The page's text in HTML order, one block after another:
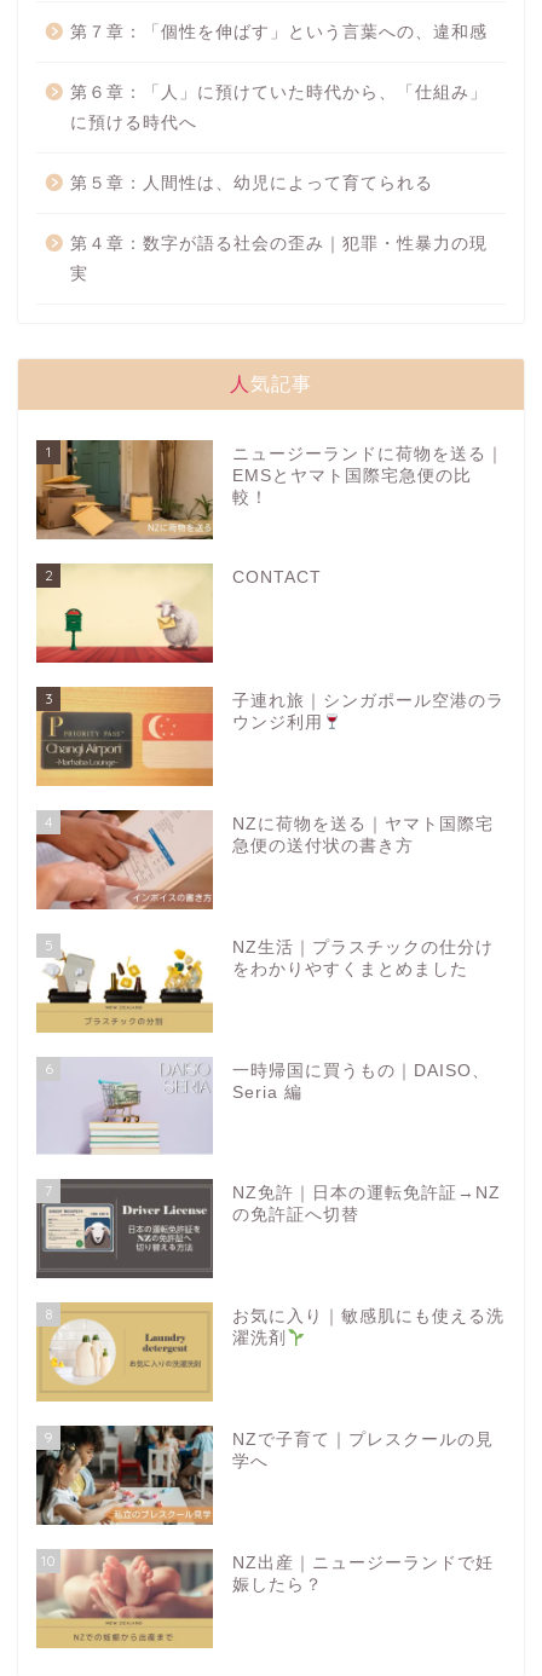
第７章：「個性を伸ばす」という言葉への、違和感
第６章：「人」に預けていた時代から、「仕組み」
に預ける時代へ
第５章：人間性は、幼児によって育てられる
第４章：数字が語る社会の歪み｜犯罪・性暴力の現
実
人気記事
1
ニュージーランドに荷物を送る｜
EMSとヤマト国際宅急便の比
較！
2 CONTACT
3
子連れ旅｜シンガポール空港のラ
ウンジ利用
4
NZに荷物を送る｜ヤマト国際宅
急便の送付状の書き方
5
NZ生活｜プラスチックの仕分け
をわかりやすくまとめました
6
一時帰国に買うもの｜DAISO、
Seria 編
7
NZ免許｜日本の運転免許証→NZ
の免許証へ切替
8
お気に入り｜敏感肌にも使える洗
濯洗剤
9
NZで子育て｜プレスクールの見
学へ
10
NZ出産｜ニュージーランドで妊
娠したら？